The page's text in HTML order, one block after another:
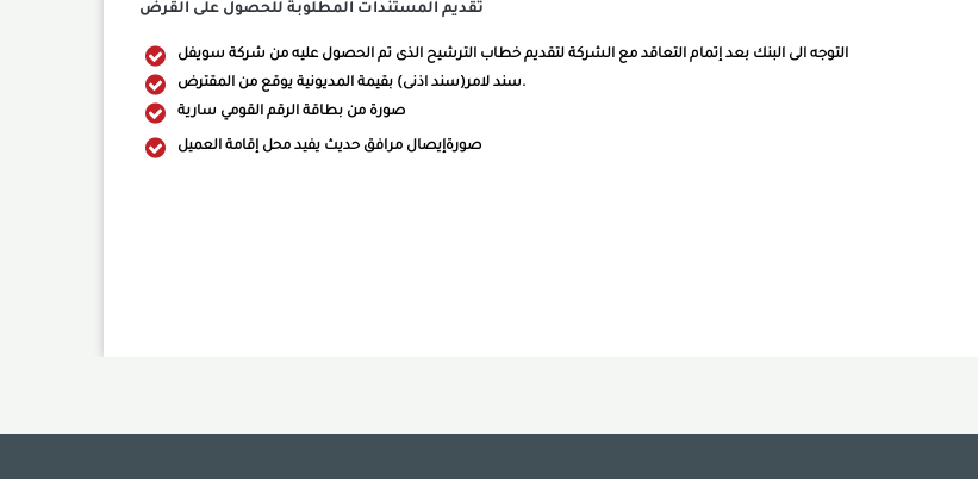
تقديم المستندات المطلوبة للحصول على القرض
التوجه الى البنك بعد إتمام التعاقد مع الشركة لتقديم خطاب الترشيح الذى تم الحصول عليه من شركة سويفل
سند لامر(سند اذنى) بقيمة المديونية يوقع من المقترض.
صورة من بطاقة الرقم القومي سارية
صورةإيصال مرافق حديث يفيد محل إقامة العميل